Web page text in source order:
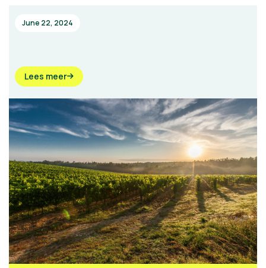
June 22, 2024
Lees meer